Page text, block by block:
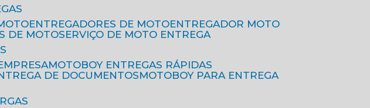
ENTREGADORES DE MOTO
ENTREGADOR MOTO
DE MOTO
SERVIÇO DE MOTO ENTREGA
MOTOBOY ENTREGAS RÁPIDAS
DE DOCUMENTOS
MOTOBOY PARA ENTREGA